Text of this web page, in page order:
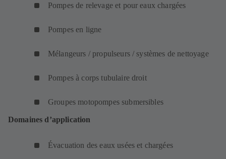
Pompes de relevage et pour eaux chargées
Pompes en ligne
Mélangeurs / propulseurs / systèmes de nettoyage
Pompes à corps tubulaire droit
Groupes motopompes submersibles
Domaines d’application
Évacuation des eaux usées et chargées